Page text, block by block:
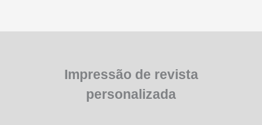
Impressão de revista
personalizada